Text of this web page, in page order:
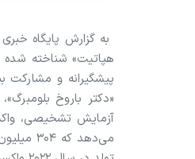
هپاتیت» شناخته شده
پیشگیرانه و مشارکت
آزمایش تشخیصی،